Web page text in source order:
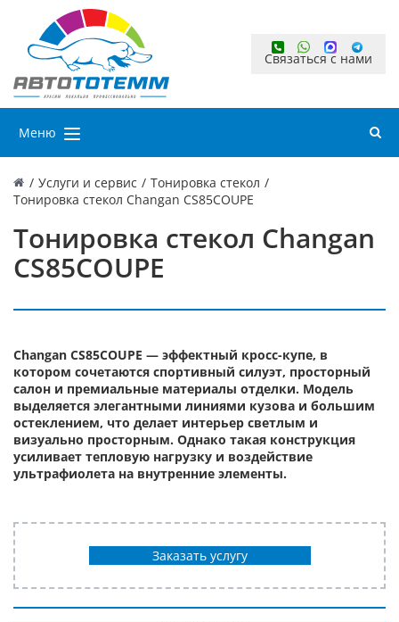
Связаться с нами
Меню
/ Услуги и сервис / Тонировка стекол /
Тонировка стекол Changan CS85COUPE
Тонировка стекол Changan
CS85COUPE
Changan CS85COUPE — эффектный кросс-купе, в
котором сочетаются спортивный силуэт, просторный
салон и премиальные материалы отделки. Модель
выделяется элегантными линиями кузова и большим
остеклением, что делает интерьер светлым и
визуально просторным. Однако такая конструкция
усиливает тепловую нагрузку и воздействие
ультрафиолета на внутренние элементы.
Заказать услугу